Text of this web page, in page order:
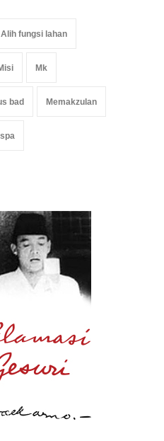
Alih fungsi lahan
Mk
bad Memakzulan